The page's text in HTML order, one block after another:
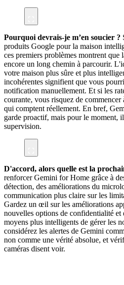
Pourquoi devrais-je m’en soucier ?
produits Google pour la maison
ces premiers problèmes montrent que
encore un long chemin à parcourir.
votre maison plus sûre et plus
incohérentes signifient que vous
notification manuellement. Et si les
courante, vous risquez de commencer
qui comptent réellement. En bref,
garde proactif, mais pour le moment,
supervision.
D'accord, alors quelle est la
renforcer Gemini for Home grâce à
détection, des améliorations du
communication plus claire sur les
Gardez un œil sur les améliorations
nouvelles options de confidentialité et
moyens plus intelligents de gérer les
considérez les alertes de Gemini
non comme une vérité absolue, et
caméras disent voir.